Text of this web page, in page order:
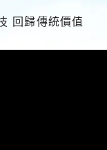
回歸傳統價值